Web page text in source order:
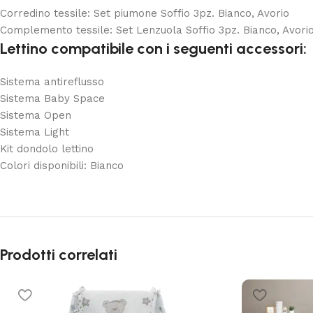
Corredino tessile: Set piumone Soffio 3pz. Bianco, Avorio
Complemento tessile: Set Lenzuola Soffio 3pz. Bianco,
Lettino compatibile con i seguenti accessori:
Sistema antireflusso
Sistema Baby Space
Sistema Open
Sistema Light
Kit dondolo lettino
Colori disponibili: Bianco
Prodotti correlati